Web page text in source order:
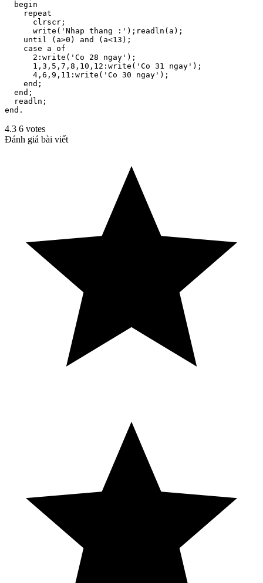
  begin
    repeat
      clrscr;
      write('Nhap thang :');readln(a);
    until (a>0) and (a<13);
    case a of
      2:write('Co 28 ngay');
      1,3,5,7,8,10,12:write('Co 31 ngay');
      4,6,9,11:write('Co 30 ngay');
    end;
  end;
  readln;
4.3 6 votes
Đánh giá bài viết